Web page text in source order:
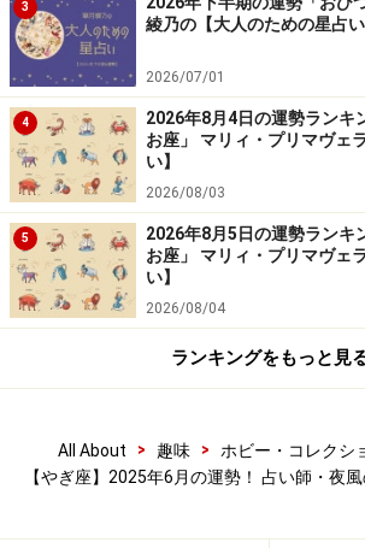
3
綾乃の【大人のための星占い
2026/07/01
4
2026年8月4日の運勢ランキ
お座」 マリィ・プリマヴェ
い】
2026/08/03
5
2026年8月5日の運勢ランキ
お座」 マリィ・プリマヴェ
い】
2026/08/04
ランキングをもっと見
All About > 趣味 > ホビー・コレクシ
【やぎ座】2025年6月の運勢！ 占い師・夜